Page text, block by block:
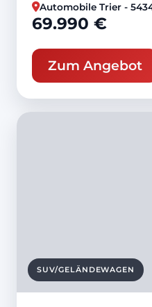
Automobile Trier -
69.990 €
Zum Angebot
SUV/GELÄNDEWAGEN